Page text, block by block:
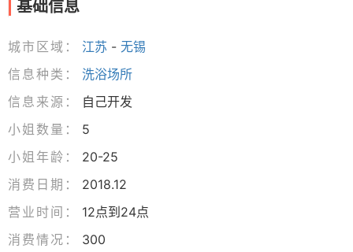
基础信息
城市区域： 江苏 - 无锡
信息种类：
洗浴场所
信息来源：
自己开发
小姐数量：
5
小姐年龄：
20-25
消费日期：
2018.12
营业时间：
12点到24点
消费情况：
300